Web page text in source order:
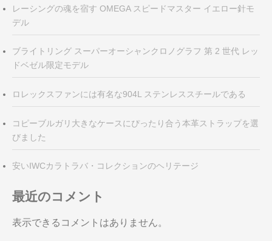
レーシングの魂を宿す OMEGA スピードマスター イエロー針モ
デル
ブライトリング スーパーオーシャンクロノグラフ 第 2 世代 レッ
ドベゼル限定モデル
ロレックスファンには有名な904L ステンレススチールである
コピーブルガリ大きなケースにぴったり合う本革ストラップを選
びました
安いIWCカラトラバ・コレクションのヘリテージ
最近のコメント
表示できるコメントはありません。